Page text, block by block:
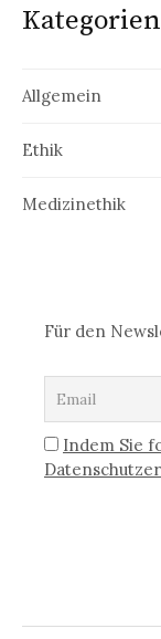
Kategorien
Allgemein
Ethik
Medizinethik
Für den
Indem Sie